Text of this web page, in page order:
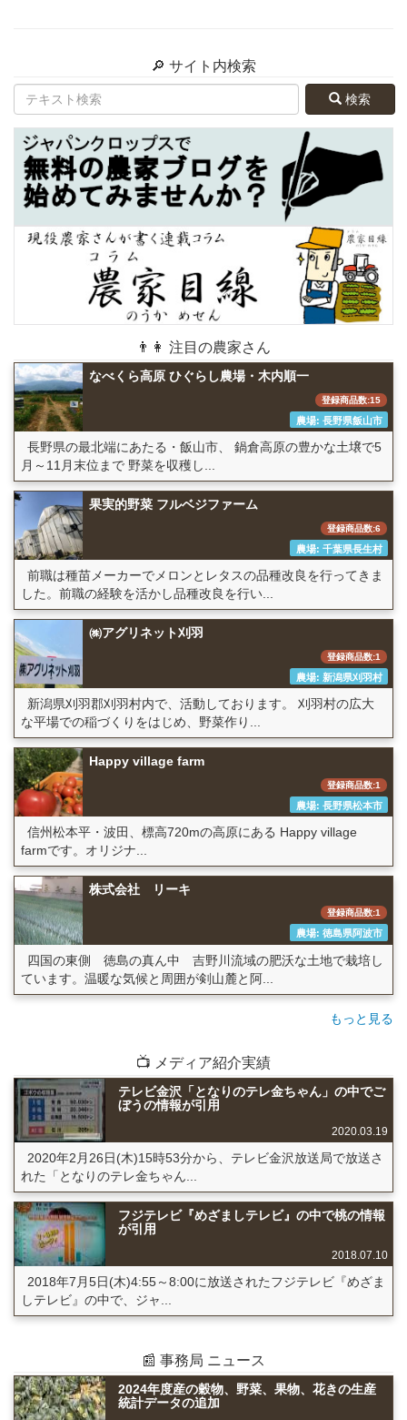
🔎 サイト内検索
検索
👨👩 注目の農家さん
なべくら高原 ひぐらし農場・木内順一
登録商品数:15
農場: 長野県飯山市
長野県の最北端にあたる・飯山市、 鍋倉高原の豊かな土壌で5
月～11月末位まで 野菜を収穫し...
果実的野菜 フルベジファーム
登録商品数:6
農場: 千葉県長生村
前職は種苗メーカーでメロンとレタスの品種改良を行ってきま
した。前職の経験を活かし品種改良を行い...
㈱アグリネット刈羽
登録商品数:1
農場: 新潟県刈羽村
新潟県刈羽郡刈羽村内で、活動しております。 刈羽村の広大
な平場での稲づくりをはじめ、野菜作り...
Happy village farm
登録商品数:1
農場: 長野県松本市
信州松本平・波田、標高720mの高原にある Happy village
farmです。オリジナ...
株式会社 リーキ
登録商品数:1
農場: 徳島県阿波市
四国の東側 徳島の真ん中 吉野川流域の肥沃な土地で栽培し
ています。温暖な気候と周囲が剣山麓と阿...
もっと見る
📺 メディア紹介実績
テレビ金沢「となりのテレ金ちゃん」の中でご
ぼうの情報が引用
2020.03.19
2020年2月26日(木)15時53分から、テレビ金沢放送局で放送さ
れた「となりのテレ金ちゃん...
フジテレビ『めざましテレビ』の中で桃の情報
が引用
2018.07.10
2018年7月5日(木)4:55～8:00に放送されたフジテレビ『めざま
しテレビ』の中で、ジャ...
📰 事務局 ニュース
2024年度産の穀物、野菜、果物、花きの生産
統計データの追加